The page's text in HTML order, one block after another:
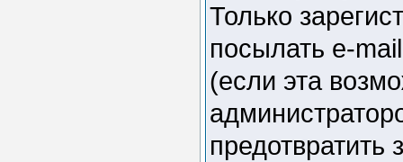
Только
посылать e-
(если эта
предотвратить